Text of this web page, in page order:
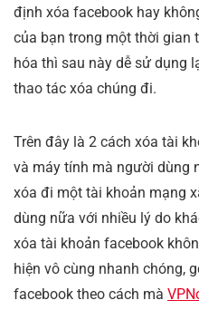
định xóa facebook hay
của bạn trong một thời gian
hóa thì sau này dễ sử dụng
thao tác xóa chúng đi.
Trên đây là 2 cách xóa tài
và máy tính mà người dùng
xóa đi một tài khoản mạng
dùng nữa với nhiều lý do
xóa tài khoản facebook
hiện vô cùng nhanh chóng,
facebook theo cách mà